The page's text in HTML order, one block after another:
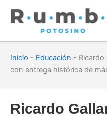
Inicio - Educación - Ricardo
con entrega histórica de
Ricardo